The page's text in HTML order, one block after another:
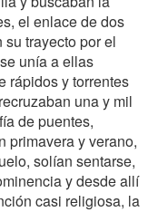
el enlace de dos
trayecto por el
unía a ellas
rápidos y torrentes
una y mil
de puentes,
primavera y verano,
solían sentarse,
y desde allí
casi religiosa, la